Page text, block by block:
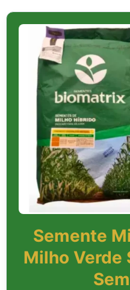
Semente
Milho Verde